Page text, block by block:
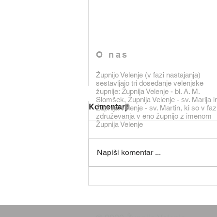
Vi jim dajte jesti
Jezus nas s tem, ko svojim
malo, kar so učenci imeli, se je
pomnožilo in nasitilo ljudstvo. Pri
Komentarji
Napiši komentar ...
O nas
Župnijo Velenje (v fazi nastajanja)
sestavljajo tri dosedanje velenjske
župnije: Župnija Velenje - bl. A. M.
Slomšek, Župnija Velenje - sv. Marija
Župnija Velenje - sv. Martin, ki so v
združevanja v eno župnijo z imenom
Župnija Velenje